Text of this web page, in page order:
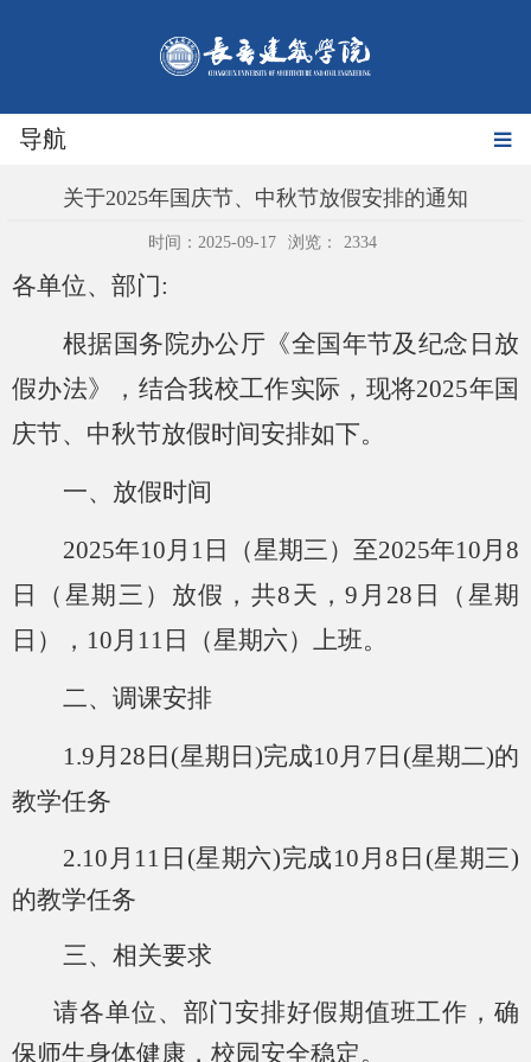
导航
关于2025年国庆节、中秋节放假安排的通知
时间：2025-09-17 浏览： 2334
各单位、 部门:
根据国务院办公厅《全国年节及纪念日放
假办法》， 结合我校工作实际 ， 现将2025年国
庆节、中秋节放假时间安排如下。
一、放假时间
2025年10月 1 日 （星期三） 至2025年10月 8
日
（星期三） 放假，共8天 ，9月28日（星期
日），10月11日（星期六）上班。
二、调课安排
1.9月28日(星期 日 )完成10月 7 日 (星期二)的
教学任务
2.10 月 11 日 (星期六)完成10月8 日 (星期三)
的教学任务
三、相关要求
请各单位、部门安排好假期值班工作，确
保师生身体健康，校园安全稳定。